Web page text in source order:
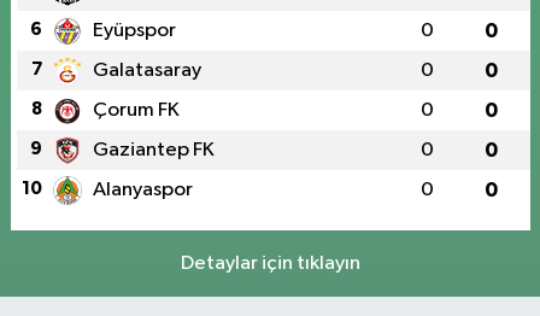
6 Eyüpspor 0 0
7 Galatasaray 0 0
8 Çorum FK 0 0
9 Gaziantep FK 0 0
10 Alanyaspor 0 0
Detaylar için tıklayın